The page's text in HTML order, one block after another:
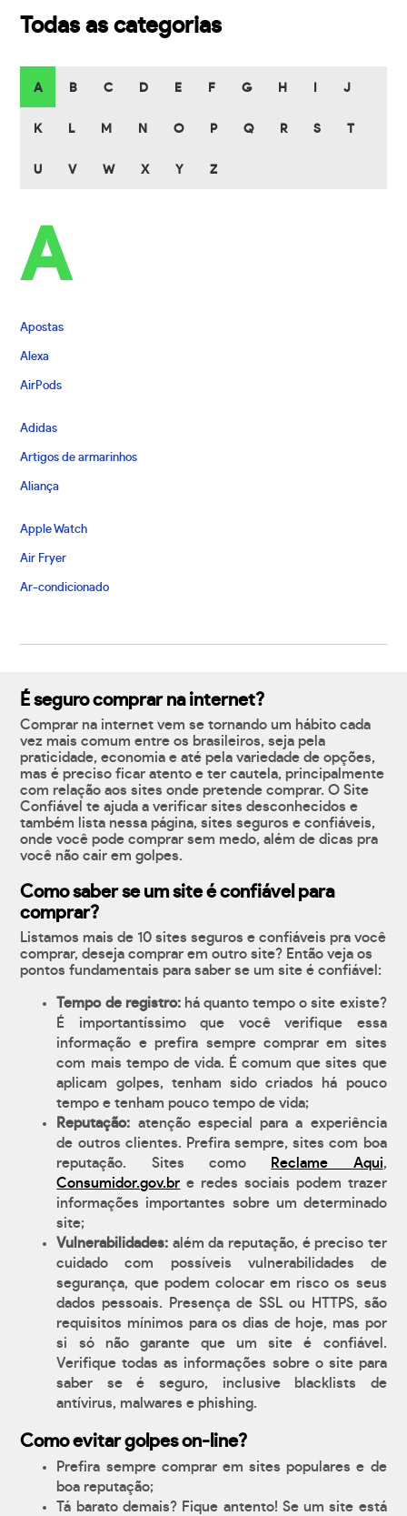
Todas as categorias
A B C D E F G H J
K L M N O P Q R S T
U V W X Y Z
A
Apostas
Alexa
AirPods
Adidas
Artigos de armarinhos
Aliança
Apple Watch
Air Fryer
Ar-condicionado
É seguro comprar na internet?
Comprar na internet vem se tornando um hábito cada
vez mais comum entre os brasileiros, seja pela
praticidade, economia e até pela variedade de opções,
mas é preciso ficar atento e ter cautela, principalmente
com relação aos sites onde pretende comprar. O Site
Confiável te ajuda a verificar sites desconhecidos e
também lista nessa página, sites seguros e confiáveis,
onde você pode comprar sem medo, além de dicas pra
você não cair em golpes.
Como saber se um site é confiável para
comprar?
Listamos mais de 10 sites seguros e confiáveis pra você
comprar, deseja comprar em outro site? Então veja os
pontos fundamentais para saber se um site é confiável:
Tempo de registro:há quanto tempo o site existe?
É importantíssimo que você verifique essa
informação e prefira sempre comprar em sites
com mais tempo de vida. É comum que sites que
aplicam golpes, tenham sido criados há pouco
tempo e tenham pouco tempo de vida;
Reputação: atenção especial para a experiência
de outros clientes. Prefira sempre, sites com boa
reputação. Sites como
Reclame Aqui,
Consumidor.gov.br e redes sociais podem trazer
informações importantes sobre um determinado
site;
Vulnerabilidades: além da reputação, é preciso ter
cuidado com possíveis vulnerabilidades de
segurança, que podem colocar em risco os seus
dados pessoais. Presença de SSL ou HTTPS, são
requisitos mínimos para os dias de hoje, mas por
si só não garante que um site é confiável.
Verifique todas as informações sobre o site para
saber se é seguro, inclusive blacklists de
antívirus, malwares e phishing.
Como evitar golpes on-line?
Prefira sempre comprar em sites populares e de
boa reputação;
Tá barato demais? Fique antento! Se um site está